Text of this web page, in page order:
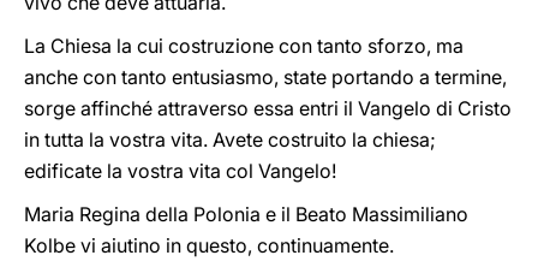
La Chiesa la cui costruzione con tanto sforzo, ma
anche con tanto entusiasmo, state portando a termine,
sorge affinché attraverso essa entri il Vangelo di Cristo
in tutta la vostra vita. Avete costruito la chiesa;
edificate la vostra vita col Vangelo!
Maria Regina della Polonia e il Beato Massimiliano
Kolbe vi aiutino in questo, continuamente.